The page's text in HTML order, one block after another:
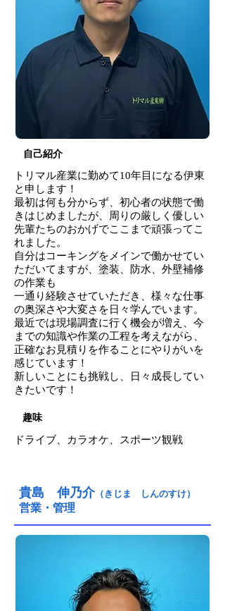
​自己紹介
トリマル産業に勤めて10年目になる伊東
と申します！
最初は何も分からず、初心者の状態で働
きはじめましたが、周りの厳しく優しい
先輩たちのおかげでここまで頑張ってこ
れました。
自分はコーキングをメインで働かせてい
ただいてますが、塗装、防水、外壁補修
の作業も
一通り経験させていただき、様々な仕事
の奥深さや大変さを日々学んでいます。
最近では現場調査に行く機会が増え、今
までの知識や作業の工程を考えながら、
正確なお見積りを作ることにやりがいを
感じています！
新しいことにも挑戦し、日々成長してい
きたいです！
趣味
ドライブ、カラオケ、スポーツ観戦
貴島 伸乃介（きじま しんのすけ）
営業・管理